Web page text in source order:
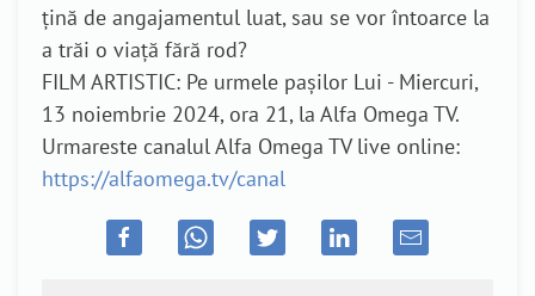
țină de angajamentul luat, sau se vor întoarce la
a trăi o viață fără rod?
FILM ARTISTIC: Pe urmele pașilor Lui - Miercuri,
13 noiembrie 2024, ora 21, la Alfa Omega TV.
Urmareste canalul Alfa Omega TV live online:
https://alfaomega.tv/canal